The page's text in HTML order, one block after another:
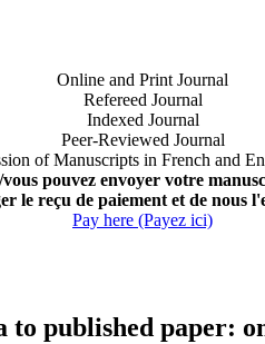
Online and Print Journal
Refereed Journal
Indexed Journal
Peer-Reviewed Journal
of Manuscripts in French and
pouvez envoyer votre
le reçu de paiement et de
Pay here (Payez ici)
to published paper: